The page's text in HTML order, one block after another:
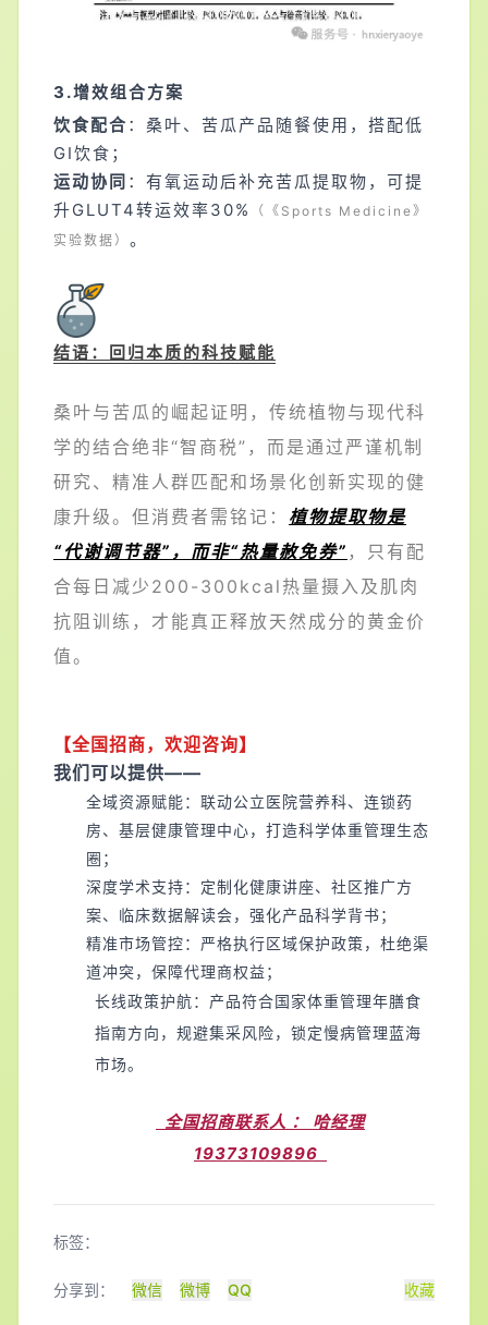
3.增效组合方案
饮食配合 ：桑叶、苦瓜产品随餐使用，搭配低
GI饮食；
运动协同 ：有氧运动后补充苦瓜提取物，可提
升GLUT4转运效率30%
（《Sports Medicine》
实验数据） 。
结语：回归本质的科技赋能
桑叶与苦瓜的崛起证明，传统植物与现代科
学的结合绝非“智商税”，而是通过严谨机制
研究、精准人群匹配和场景化创新实现的健
康升级。但消费者需铭记： 植物提取物是
“代谢调节器”，而非“热量赦免券” ，只有配
合每日减少200-300kcal热量摄入及肌肉
抗阻训练，才能真正释放天然成分的黄金价
值。
【全国招商，欢迎咨询】
我们可以提供——
全域资源赋能：联动公立医院营养科、连锁药
房、基层健康管理中心，打造科学体重管理生态
圈；
深度学术支持：定制化健康讲座、社区推广方
案、临床数据解读会，强化产品科学背书；
精准市场管控：严格执行区域保护政策，杜绝渠
道冲突，保障代理商权益；
长线政策护航：产品符合国家体重管理年膳食
指南方向，规避集采风险，锁定慢病管理蓝海
市场。
全国招商联系人 ： 哈经理
19373109896
标签：
分享到： 微信 微博 QQ 收藏